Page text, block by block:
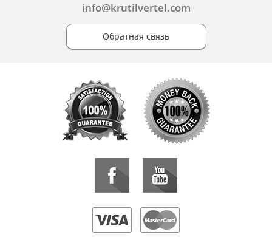
info@krutilvertel.com
Обратная связь